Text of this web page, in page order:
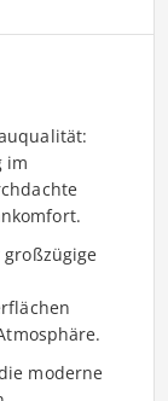
im
moderne